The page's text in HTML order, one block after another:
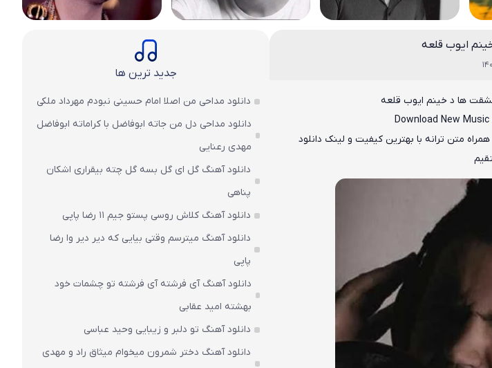
ایوب قلعه
ها د خینم ایوب قلعه
Download New Music
متن ترانه با بهترین کیفیت و لینک دانلود
جدید ترین ها
دانلود مداحی من اصلا امام حسینی نبودم مهرداد ملکی
دانلود مداحی دل من جاته ابوفاضل با کراماته ابوفاضل
مهدی رعنایی
دانلود آهنگ گل ای گل بسه گل چته بیقراری اشکان
پناهی
دانلود آهنگ کلاش روسی پستو جیم ۱۱ رضا پاپی
دانلود آهنگ میترسم وقتی بیایی که دیر دیر وا رضا
پاپی
دانلود آهنگ آی فرشته آی فرشته تو چشمات خود
بهشته امید عقابی
دانلود آهنگ تو دلبر و زیبایی وحید عباسی
دانلود آهنگ دختر شمرون میخوام میثاق راد و مهدی